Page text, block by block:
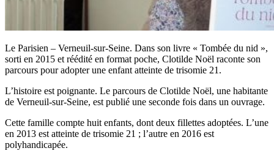
Le Parisien – Verneuil-sur-Seine. Dans son livre « Tombée du nid »,
sorti en 2015 et réédité en format poche, Clotilde Noël raconte son
parcours pour adopter une enfant atteinte de trisomie 21.
L’histoire est poignante. Le parcours de Clotilde Noël, une habitante
de Verneuil-sur-Seine, est publié une seconde fois dans un ouvrage.
Cette famille compte huit enfants, dont deux fillettes adoptées. L’une
en 2013 est atteinte de trisomie 21 ; l’autre en 2016 est
polyhandicapée.